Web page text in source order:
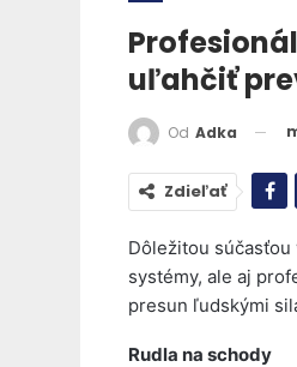
uľahčiť
Od Adka
Zdieľať
Dôležitou
systémy, ale aj
presun ľudskými
Rudla na schody